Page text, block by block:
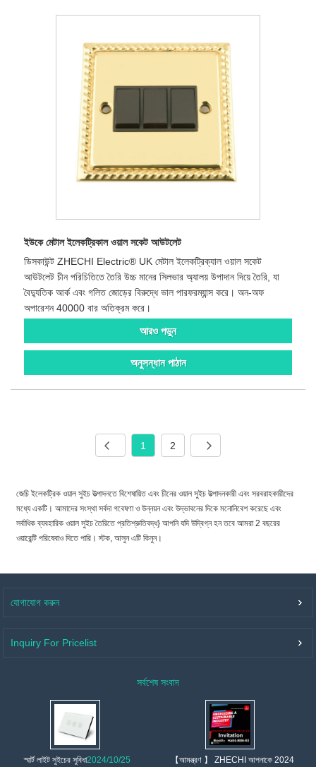
ইউকে মেটাল ইলেকট্রিকাল ওয়াল সকেট আউটলেট
ডিসকাউন্ট ZHECHI Electric® UK মেটাল ইলেকট্রিক্যাল ওয়াল সকেট
আউটলেট চীন পরিচিতিতে তৈরি উচ্চ মানের সিলভার অ্যালয় উপাদান দিয়ে তৈরি, যা
বৈদ্যুতিক আর্ক এবং গলিত জোড়ের বিরুদ্ধে ভাল পারফরম্যান্স করে। অন-অফ
অপারেশন 40000 বার অতিক্রম করে।
আরও পড়ুন
অনুসন্ধান পাঠান
1 2
জেচি ইলেকট্রিক ওয়াল সুইচ উত্পাদনতে বিশেষায়িত এবং চীনের ওয়াল সুইচ উত্পাদনকারী এবং সরবরাহকারীদের
মধ্যে একটি। আমাদের সংস্থা সর্বদা গবেষণা ও উন্নয়ন এবং উদ্ভাবনের দিকে মনোনিবেশ করেছে এবং
সর্বাধিক ব্যবহারিক ওয়াল সুইচ তৈরিতে প্রতিশ্রুতিবদ্ধ} আপনি যদি উদ্বিগ্ন হন তবে আমরা 2 বছরের
ওয়ারেন্টি পরিষেবাও দিতে পারি। স্টক, আসুন এটি কিনুন।
যোগাযোগ করুন
Inquiry For Pricelist
সর্বশেষ সংবাদ
স্মার্ট লাইট সুইচের সুবিধা2024/10/25 【আমন্ত্রণ 】 ZHECHI আপনাকে 2024